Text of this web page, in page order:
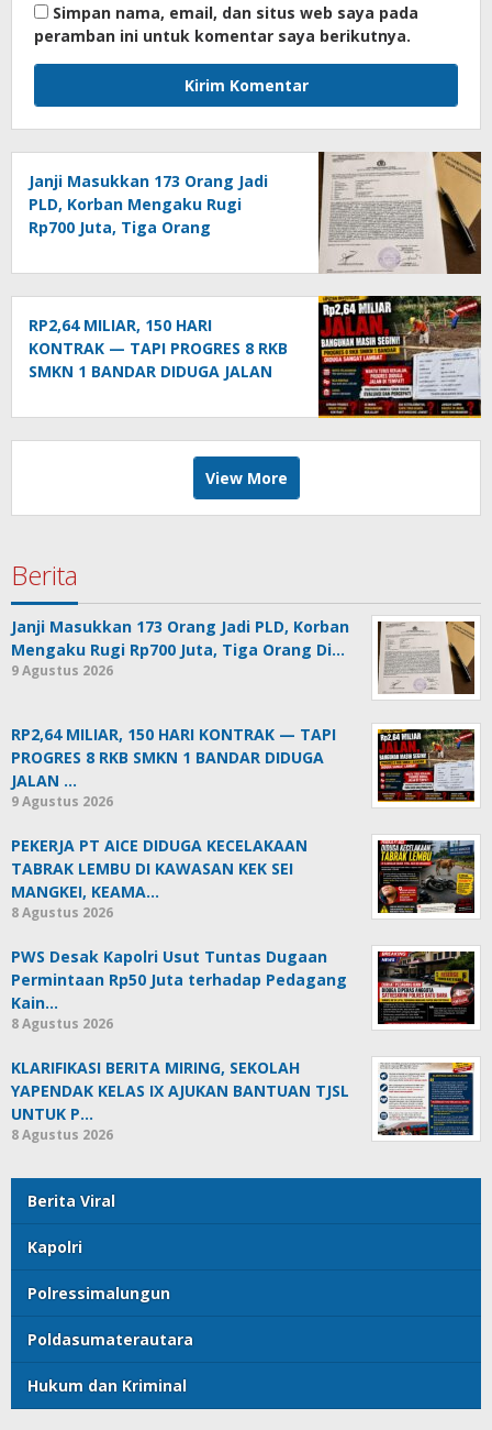
Simpan nama, email, dan situs web saya pada
peramban ini untuk komentar saya berikutnya.
Janji Masukkan 173 Orang Jadi
PLD, Korban Mengaku Rugi
Rp700 Juta, Tiga Orang
RP2,64 MILIAR, 150 HARI
KONTRAK — TAPI PROGRES 8 RKB
SMKN 1 BANDAR DIDUGA JALAN
View More
Berita
Janji Masukkan 173 Orang Jadi PLD, Korban
Mengaku Rugi Rp700 Juta, Tiga Orang Di…
9 Agustus 2026
RP2,64 MILIAR, 150 HARI KONTRAK — TAPI
PROGRES 8 RKB SMKN 1 BANDAR DIDUGA
JALAN …
9 Agustus 2026
PEKERJA PT AICE DIDUGA KECELAKAAN
TABRAK LEMBU DI KAWASAN KEK SEI
MANGKEI, KEAMA…
8 Agustus 2026
PWS Desak Kapolri Usut Tuntas Dugaan
Permintaan Rp50 Juta terhadap Pedagang
Kain…
8 Agustus 2026
KLARIFIKASI BERITA MIRING, SEKOLAH
YAPENDAK KELAS IX AJUKAN BANTUAN TJSL
UNTUK P…
8 Agustus 2026
Berita Viral
Kapolri
Polressimalungun
Poldasumaterautara
Hukum dan Kriminal